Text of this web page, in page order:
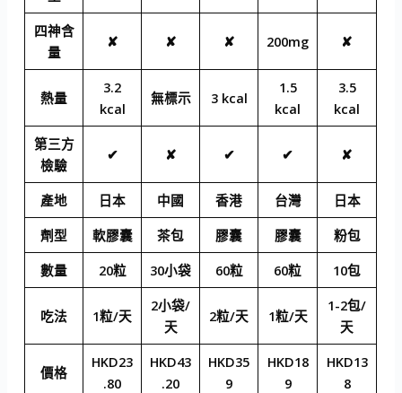
四神含
量
✘ ✘ ✘ 200mg ✘
熱量
3.2
kcal
無標示 3 kcal
1.5
kcal
3.5
kcal
第三方
檢驗
✔ ✘ ✔ ✔ ✘
產地 日本 中國 香港 台灣
日本
劑型
軟膠囊 茶包 膠囊 膠囊
粉包
數量
20粒 30小袋 60粒 60粒 10包
吃法 1粒/天
2小袋/
天
2粒/天 1粒/天
1-2包/
天
價格
HKD23
.80
HKD43
.20
HKD35
9
HKD18
9
HKD13
8